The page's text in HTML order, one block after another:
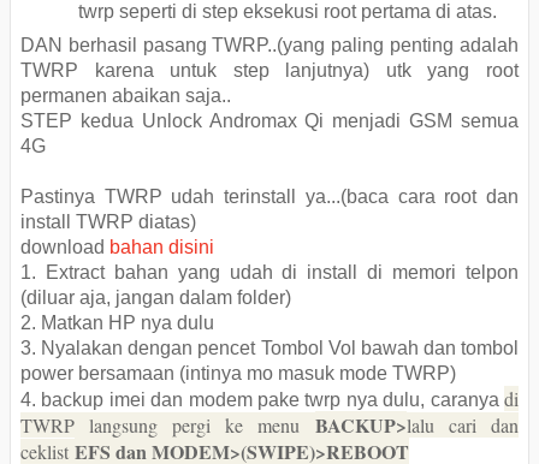
twrp seperti di step eksekusi root pertama di atas.
DAN berhasil pasang TWRP..(yang paling penting adalah
TWRP karena untuk step lanjutnya) utk yang root
permanen abaikan saja..
STEP kedua Unlock Andromax Qi menjadi GSM semua
4G
Pastinya TWRP udah terinstall ya...(baca cara root dan
install TWRP diatas)
download bahan disini
1. Extract bahan yang udah di install di memori telpon
(diluar aja, jangan dalam folder)
2. Matkan HP nya dulu
3. Nyalakan dengan pencet Tombol Vol bawah dan tombol
power bersamaan (intinya mo masuk mode TWRP)
4. backup imei dan modem pake twrp nya dulu, caranya di
TWRP langsung pergi ke menu BACKUP>lalu cari dan
ceklist EFS dan MODEM>(SWIPE)>REBOOT